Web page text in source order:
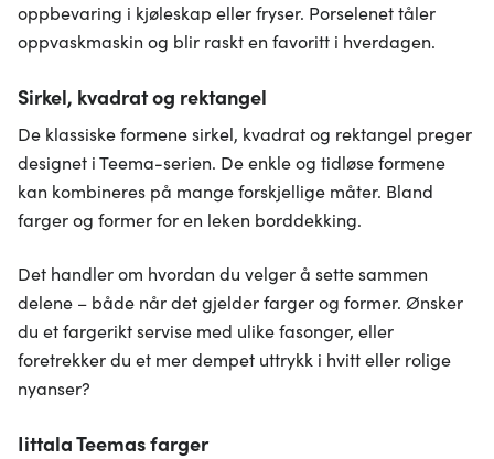
oppbevaring i kjøleskap eller fryser. Porselenet tåler
oppvaskmaskin og blir raskt en favoritt i hverdagen.
Sirkel, kvadrat og rektangel
De klassiske formene sirkel, kvadrat og rektangel preger
designet i Teema-serien. De enkle og tidløse formene
kan kombineres på mange forskjellige måter. Bland
farger og former for en leken borddekking.
Det handler om hvordan du velger å sette sammen
delene – både når det gjelder farger og former. Ønsker
du et fargerikt servise med ulike fasonger, eller
foretrekker du et mer dempet uttrykk i hvitt eller rolige
nyanser?
Iittala Teemas farger